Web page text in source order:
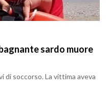
sardo muore
di soccorso. La vittima aveva